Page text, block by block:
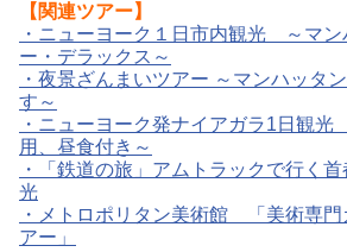
【関連ツアー】
・ ニューヨーク１日市内観光 ～マン
ー・デラックス～
・ 夜景ざんまいツアー ～マンハッタ
す～
・ ニューヨーク発ナイアガラ1日観光
用、昼食付き～
・
「鉄道の旅」アムトラックで行く
光
・ メトロポリタン美術館 「美術専門
アー」